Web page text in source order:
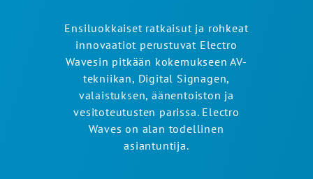
Ensiluokkaiset ratkaisut ja rohkeat
innovaatiot perustuvat Electro
Wavesin pitkään kokemukseen AV-
tekniikan, Digital Signagen,
valaistuksen, äänentoiston ja
vesitoteutusten parissa. Electro
Waves on alan todellinen
asiantuntija.